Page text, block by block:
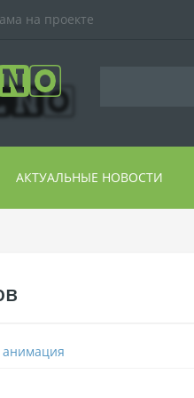
на проекте
АКТУАЛЬНЫЕ НОВОСТИ